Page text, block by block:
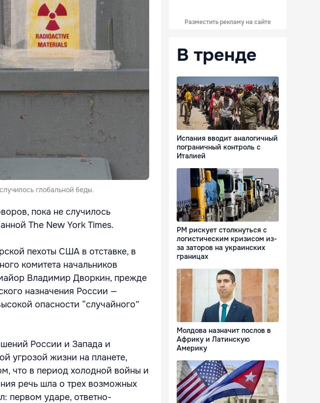
глобальной беды.
пока не случилось
The New York Times.
пехоты США в отставке, в
комитета начальников
Владимир Дворкин, прежде
назначения России —
опасности “случайного”
России и Запада и
угрозой жизни на планете,
что в период холодной войны и
речь шла о трех возможных
первом ударе, ответно-
Разместить рекламу на сайте
В тренде
Испания вводит аналогичный
пограничный контроль с
Италией
РМ рискует столкнуться с
логистическим кризисом из-
за заторов на украинских
границах
Молдова назначит послов в
Африку и Латинскую
Америку